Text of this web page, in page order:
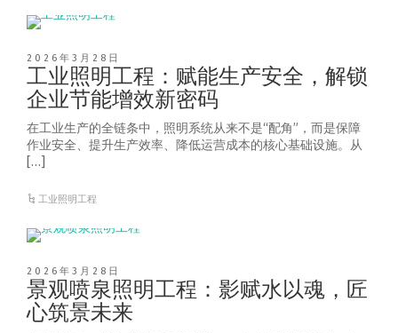
2026年3月28日
工业照明工程：赋能生产安全，解锁
企业节能增效新密码
在工业生产的全链条中，照明系统从来不是“配角”，而是保障
作业安全、提升生产效率、降低运营成本的核心基础设施。从
[…]
工业照明工程
2026年3月28日
景观喷泉照明工程：影赋水以魂，匠
心筑景未来